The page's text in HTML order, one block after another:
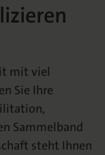
mit viel
Sie Ihre
Sammelband
steht Ihnen